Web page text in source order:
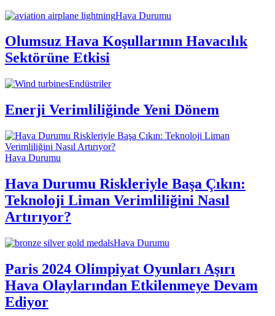
Hava Durumu
Olumsuz Hava Koşullarının Havacılık
Sektörüne Etkisi
Endüstriler
Enerji Verimliliğinde Yeni Dönem
Hava Durumu
Hava Durumu Riskleriyle Başa Çıkın:
Teknoloji Liman Verimliliğini Nasıl
Artırıyor?
Hava Durumu
Paris 2024 Olimpiyat Oyunları Aşırı
Hava Olaylarından Etkilenmeye Devam
Ediyor